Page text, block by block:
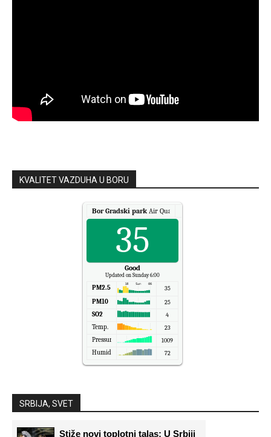
KVALITET VAZDUHA U BORU
Bor Gradski park Air Quality.
35
Good
Updated on Sunday 6:00
PM2.5 35
PM10 25
SO2 4
Temp. 23
Pressure 1009
Humidity 72
SRBIJA, SVET